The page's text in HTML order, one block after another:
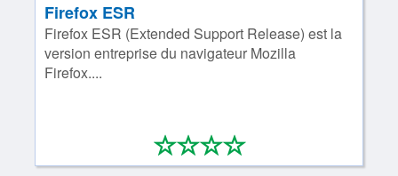
Firefox ESR
Firefox ESR (Extended Support Release) est la
version entreprise du navigateur Mozilla
Firefox....
****
0/4